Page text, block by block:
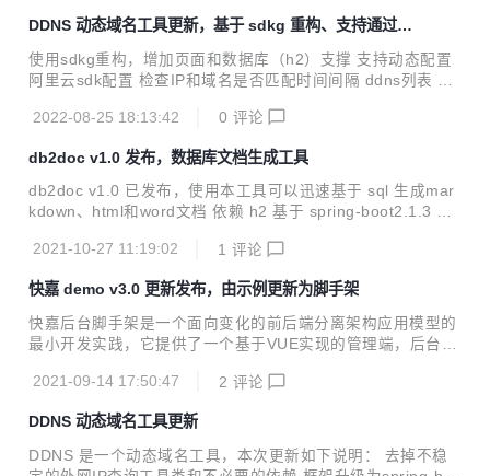
postgresql/sqlserver等 支持导出数据库文档，支持word、m
arkdown和html 封装Docker，同时支持arm和x86架构
DDNS 动态域名工具更新，基于 sdkg 重构、支持通过浏
览器动态配置、多 ddns 解析等
使用sdkg重构，增加页面和数据库（h2）支撑 支持动态配置
阿里云sdk配置 检查IP和域名是否匹配时间间隔 ddns列表 支
2022-08-25 18:13:42
0 评论
db2doc v1.0 发布，数据库文档生成工具
db2doc v1.0 已发布，使用本工具可以迅速基于 sql 生成mar
kdown、html和word文档 依赖 h2 基于 spring-boot2.1.3 基
驱动 封装 Docker，同时支持 arm 和 x86 架构
2021-10-27 11:19:02 1 评论
快嘉 demo v3.0 更新发布，由示例更新为脚手架
快嘉后台脚手架是一个面向变化的前后端分离架构应用模型的
最小开发实践，它提供了一个基于VUE实现的管理端，后台接
登出、用户管理等基础功能。 快嘉后台脚手架基于maven多
模块，让代码生成技术无缝融合到开发者的日常开发过程中，
让开发者基本做到无感开发。 该脚手架还集成了自动化测试、
testng、容器化等支持，可以帮助开发者快速启动新项目，提
2021-09-14 17:50:47 2 评论
DDNS 动态域名工具更新
DDNS 是一个动态域名工具，本次更新如下说明： 去掉不稳